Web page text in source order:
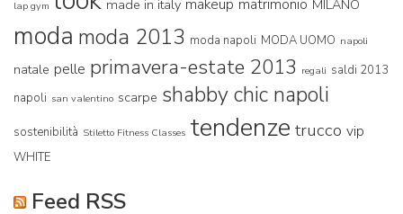
lap gym made in italy makeup matrimonio MILANO
moda moda 2013 moda napoli MODA UOMO napoli
natale pelle primavera-estate 2013 regali saldi 2013
napoli san valentino scarpe shabby chic napoli
sostenibilità Stiletto Fitness Classes tendenze trucco vip
WHITE
Feed RSS